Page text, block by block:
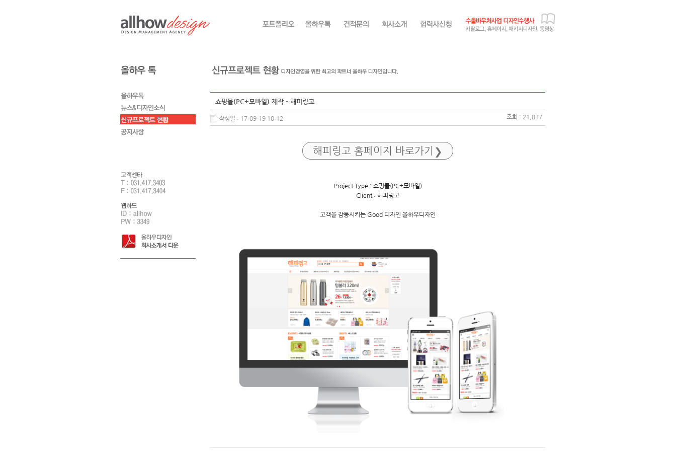
쇼핑몰(PC+모바일) 제작 - 해피링고
작성일 : 17-09-19 10:12 조회 : 21,837
해피링고 홈페이지 바로가기
Project Type : 쇼핑몰(PC+모바일)
Client : 해피링고
고객을 감동시키는 Good 디자인 올하우디자인